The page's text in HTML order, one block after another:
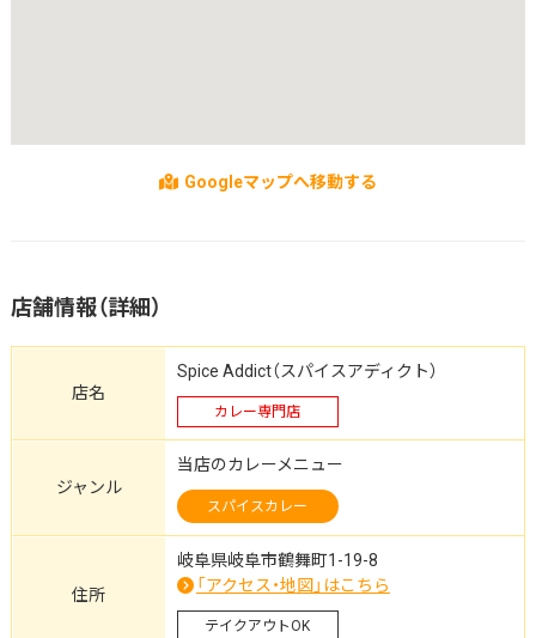
Googleマップへ移動する
店舗情報（詳細）
店名
Spice Addict（スパイスアディクト）
カレー専門店
ジャンル
当店のカレーメニュー
スパイスカレー
住所
岐阜県岐阜市鶴舞町1-19-8
「アクセス・地図」はこちら
テイクアウトOK